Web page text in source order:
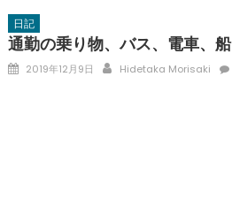
日記
通勤の乗り物、バス、電車、船
Posted
2019年12月9日 Author
Hidetaka Morisaki